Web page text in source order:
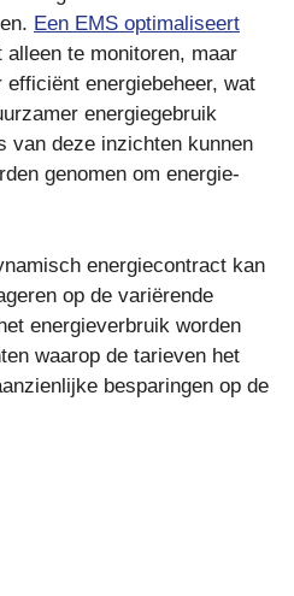
Een EMS optimaliseert
alleen te monitoren, maar
energiebeheer, wat
energiegebruik
van deze inzichten kunnen
genomen om energie-
energiecontract kan
op de variërende
energieverbruik worden
waarop de tarieven het
besparingen op de